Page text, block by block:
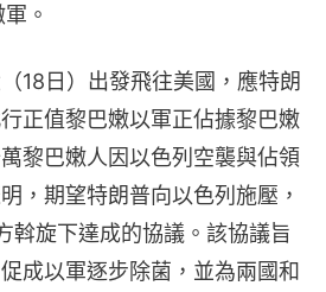
。
18日）出發飛往美國，應特朗
正值黎巴嫩以軍正佔據黎巴嫩
黎巴嫩人因以色列空襲與佔領
，期望特朗普向以色列施壓，
斡旋下達成的協議。該協議旨
成以軍逐步除菌，並為兩國和